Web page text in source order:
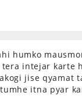
humko
intejar karte
jise qyamat
itna pyar